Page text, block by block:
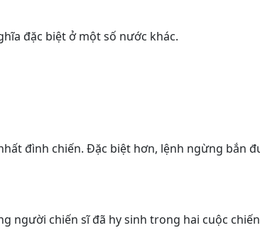
đặc biệt ở một số nước khác.
đình chiến. Đặc biệt hơn, lệnh ngừng bắn
người chiến sĩ đã hy sinh trong hai cuộc